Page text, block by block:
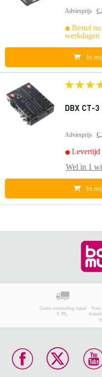
Adviesprijs €
Bestel
werkdagen
In
DBX CT-
Adviesprijs €
Levertijd
Wel in 1
In
Gratis verzending vanaf
€ 99,-
Voor